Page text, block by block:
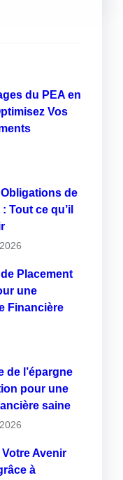
du PEA en
Vos
de
Tout ce qu’il
Placement
une
Financière
de l’épargne
pour une
saine
Votre Avenir
à